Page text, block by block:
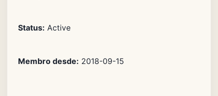
Status: Active
Membro desde: 2018-09-15